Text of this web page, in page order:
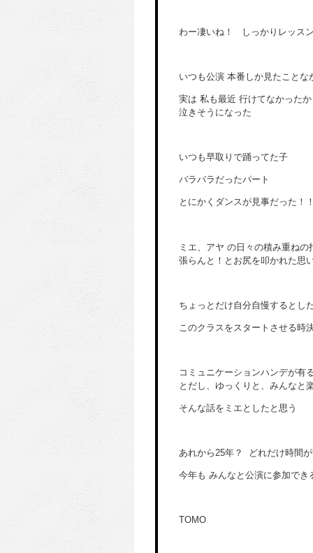
わー凄いね！ しっかりレッス
いつも公演 本番しか見たこと
実は 私も最近 行けてなかった
泣きそうになった
いつも早取りで踊ってた子
バラバラだったパート
とにかくダンスが見事だった！
ミエ、アヤ の日々の積み重ね
張らんと！とお尻を叩かれた思
ちょっとだけ自分自慢するとし
このクラスをスタートさせる時
コミュニケーションハンデが有
とだし、ゆっくりと、みんなと
そんな話をミエとしたと思う
あれから25年？ どれだけ時間
今年も みんなと公演に参加でき
TOMO